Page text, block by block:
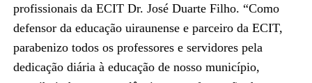
profissionais da ECIT Dr. José Duarte Filho. “Como
defensor da educação uiraunense e parceiro da ECIT,
parabenizo todos os professores e servidores pela
dedicação diária à educação de nosso município,